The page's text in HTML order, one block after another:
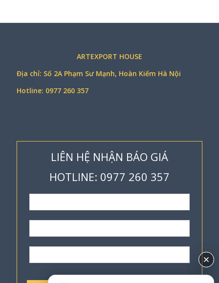
ARTEXPORT HOUSE
Địa chỉ: Số 2A Phạm Sư Mạnh, Hoàn Kiếm Hà Nội
Hotline: 0977 260 357
LIÊN HỆ NHẬN BÁO GIÁ
HOTLINE: 0977 260 357